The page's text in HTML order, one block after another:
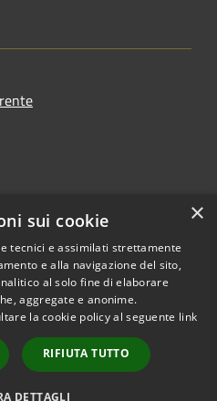
Copyright © 2026 • Comune di
Municipium•
Accesso
redazione
×
sui cookie
tecnici e assimilati strettamente
e alla navigazione del sito,
al solo fine di elaborare
aggregate e anonime.
la cookie policy al seguente link
RIFIUTA TUTTO
DETTAGLI